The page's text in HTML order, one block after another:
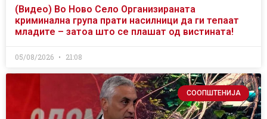
(Видео) Во Ново Село Организираната
криминална група прати насилници да ги тепаат
младите – затоа што се плашат од вистината!
05/08/2026 21:08
СООПШТЕНИЈА